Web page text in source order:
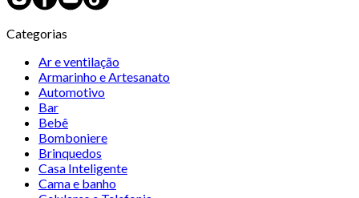
Categorias
Ar e ventilação
Armarinho e Artesanato
Automotivo
Bar
Bebê
Bomboniere
Brinquedos
Casa Inteligente
Cama e banho